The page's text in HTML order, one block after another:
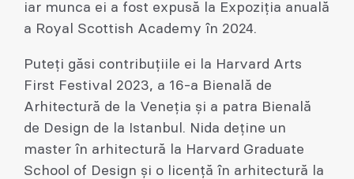
iar munca ei a fost expusă la Expoziția anuală
a Royal Scottish Academy în 2024.
Puteți găsi contribuțiile ei la Harvard Arts
First Festival 2023, a 16-a Bienală de
Arhitectură de la Veneția și a patra Bienală
de Design de la Istanbul. Nida deține un
master în arhitectură la Harvard Graduate
School of Design și o licență în arhitectură la